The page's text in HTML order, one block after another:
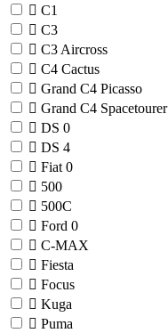
C1
C3
C3 Aircross
C4 Cactus
Grand C4 Picasso
Grand C4 Spacetourer
DS 0
DS 4
Fiat 0
500
500C
Ford 0
C-MAX
Fiesta
Focus
Kuga
Puma